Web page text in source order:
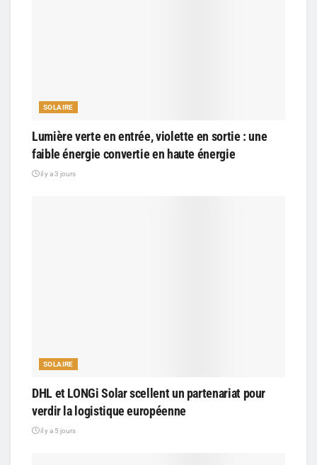
SOLAIRE
Lumière verte en entrée, violette en sortie : une
faible énergie convertie en haute énergie
il y a 3 jours
SOLAIRE
DHL et LONGi Solar scellent un partenariat pour
verdir la logistique européenne
il y a 5 jours